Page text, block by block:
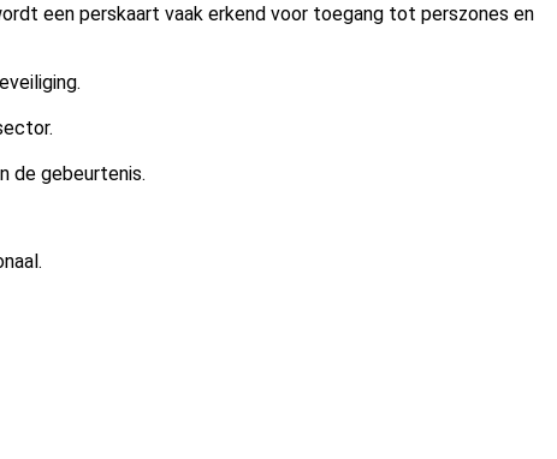
een perskaart vaak erkend voor toegang tot perszones en
de gebeurtenis.